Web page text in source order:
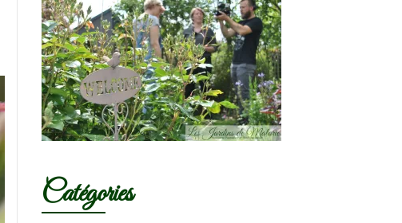
Catégories